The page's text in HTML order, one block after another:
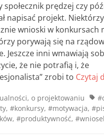
społecznik prędzej czy
napisać projekt.
wnioski w konkursach
porywają się na
Jeszcze inni wmawiają
że nie potrafią i, że
zrobi to Czytaj
, o projektowaniu Tags
, #konkursy, #motywacja,
, #produktywność,